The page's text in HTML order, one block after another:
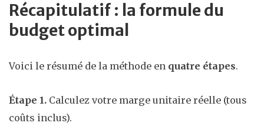
Récapitulatif : la formule du
budget optimal
Voici le résumé de la méthode en quatre étapes.
Étape 1. Calculez votre marge unitaire réelle (tous
coûts inclus).